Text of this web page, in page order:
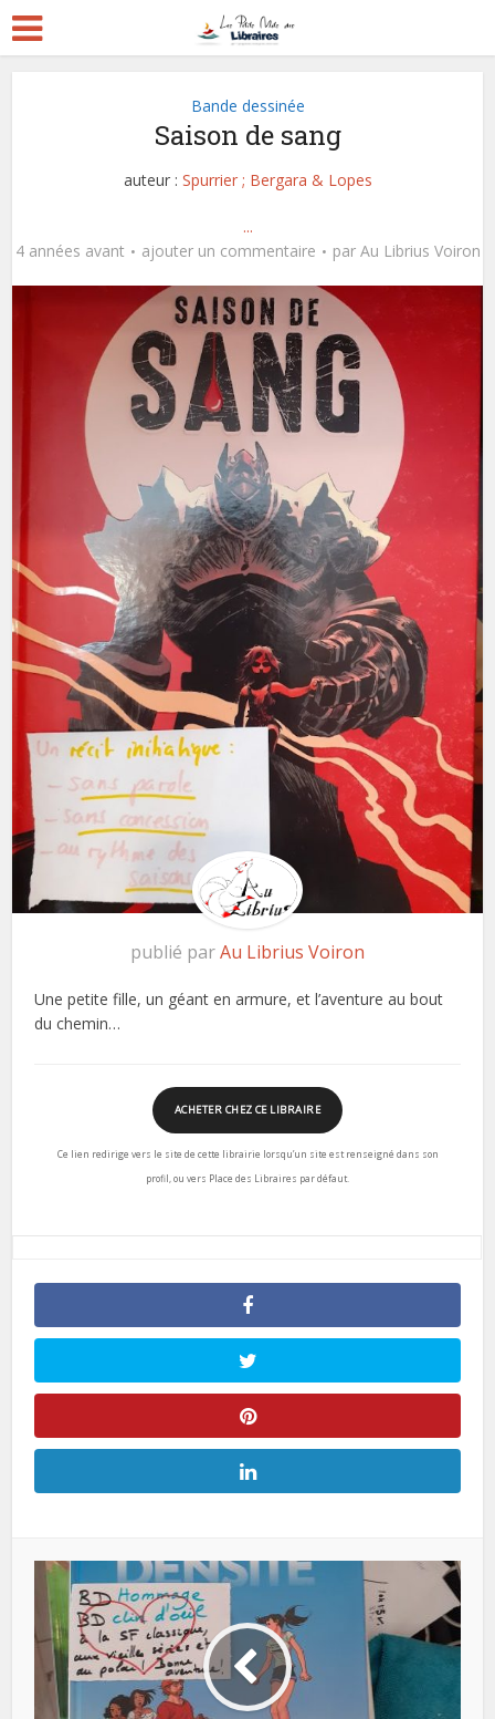
Bande dessinée
Saison de sang
auteur : Spurrier ; Bergara & Lopes
...
4 années avant
ajouter un commentaire par Au Librius Voiron
publié parAu Librius Voiron
Une petite fille, un géant en armure, et l’aventure au bout
du chemin…
ACHETER CHEZ CE LIBRAIRE
Ce lien redirige vers le site de cette librairie lorsqu’un site est renseigné dans son
profil, ou vers Place des Libraires par défaut.